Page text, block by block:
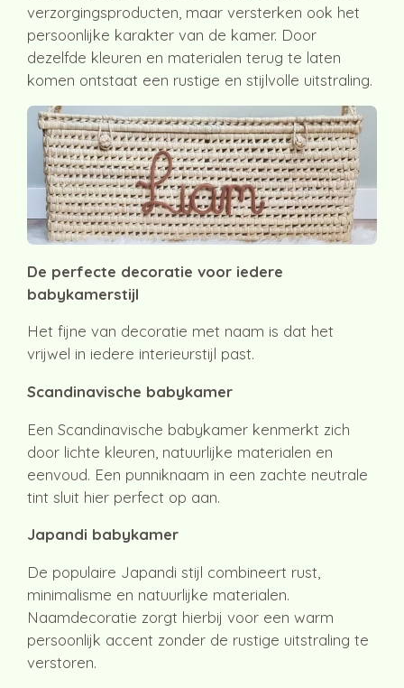
verzorgingsproducten, maar versterken ook het
persoonlijke karakter van de kamer. Door
dezelfde kleuren en materialen terug te laten
komen ontstaat een rustige en stijlvolle uitstraling.
De perfecte decoratie voor iedere
babykamerstijl
Het fijne van decoratie met naam is dat het
vrijwel in iedere interieurstijl past.
Scandinavische babykamer
Een Scandinavische babykamer kenmerkt zich
door lichte kleuren, natuurlijke materialen en
eenvoud. Een punniknaam in een zachte neutrale
tint sluit hier perfect op aan.
Japandi babykamer
De populaire Japandi stijl combineert rust,
minimalisme en natuurlijke materialen.
Naamdecoratie zorgt hierbij voor een warm
persoonlijk accent zonder de rustige uitstraling te
verstoren.